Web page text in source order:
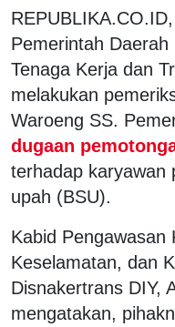
Pemerintah
Tenaga Kerja dan
melakukan
Waroeng SS.
dugaan
terhadap karyawan
upah (BSU).
Kabid Pengawasan
Keselamatan, dan
Disnakertrans DIY,
mengatakan,